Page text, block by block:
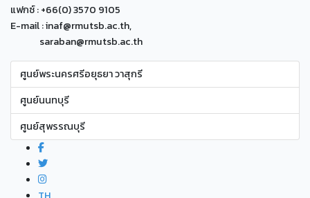
แฟกซ์ : +66(0) 3570 9105
E-mail : inaf@rmutsb.ac.th,
saraban@rmutsb.ac.th
ศูนย์พระนครศรีอยุธยา วาสุกรี
ศูนย์นนทบุรี
ศูนย์สุพรรณบุรี